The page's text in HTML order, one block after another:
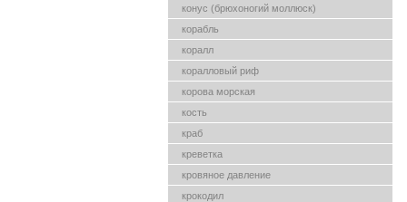
конус (брюхоногий моллюск)
корабль
коралл
коралловый риф
корова морская
кость
краб
креветка
кровяное давление
крокодил